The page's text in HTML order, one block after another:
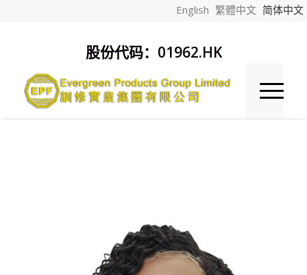
English 繁體中文 简体中文
股份代码：01962.HK